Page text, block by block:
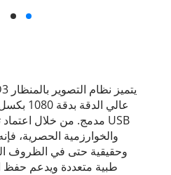
والخوارزمية الحصرية،
وحقيقية حتى في الظروف
طبية متعددة ويدعم حفظ